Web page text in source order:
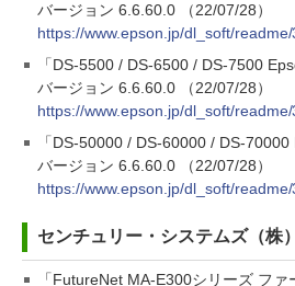
バージョン 6.6.60.0 （22/07/28）
https://www.epson.jp/dl_soft/
「DS-5500 / DS-6500 / DS-7500
バージョン 6.6.60.0 （22/07/28）
https://www.epson.jp/dl_soft/
「DS-50000 / DS-60000 / DS-70000
バージョン 6.6.60.0 （22/07/28）
https://www.epson.jp/dl_soft/
センチュリー・システムズ（株）
「FutureNet MA-E300シリーズ ファ